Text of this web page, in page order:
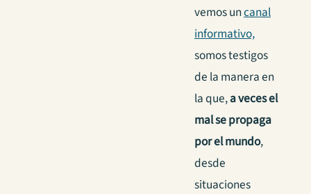
vemos uncanal
informativo,
somos testigos
de la manera en
la que,a veces el
mal se propaga
por el mundo,
desde
situaciones